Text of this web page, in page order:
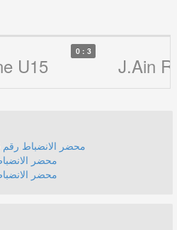
U15
0 : 3
J.Ain
محضر الانضباط رقم 25 - صنف الأكابر
محضر الانضباط
محضر الانضباط رقم